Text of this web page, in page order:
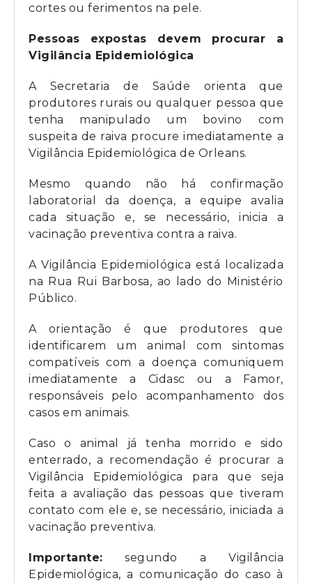
cortes ou ferimentos na pele.
Pessoas expostas devem procurar a
Vigilância Epidemiológica
A Secretaria de Saúde orienta que
produtores rurais ou qualquer pessoa que
tenha manipulado um bovino com
suspeita de raiva procure imediatamente a
Vigilância Epidemiológica de Orleans.
Mesmo quando não há confirmação
laboratorial da doença, a equipe avalia
cada situação e, se necessário, inicia a
vacinação preventiva contra a raiva.
A Vigilância Epidemiológica está localizada
na Rua Rui Barbosa, ao lado do Ministério
Público.
A orientação é que produtores que
identificarem um animal com sintomas
compatíveis com a doença comuniquem
imediatamente a Cidasc ou a Famor,
responsáveis pelo acompanhamento dos
casos em animais.
Caso o animal já tenha morrido e sido
enterrado, a recomendação é procurar a
Vigilância Epidemiológica para que seja
feita a avaliação das pessoas que tiveram
contato com ele e, se necessário, iniciada a
vacinação preventiva.
Importante: segundo a Vigilância
Epidemiológica, a comunicação do caso à